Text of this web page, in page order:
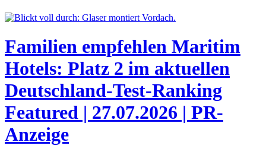
Familien empfehlen Maritim
Hotels: Platz 2 im aktuellen
Deutschland-Test-Ranking
Featured | 27.07.2026 | PR-
Anzeige